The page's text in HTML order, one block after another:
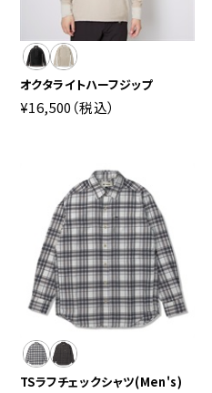
オクタライトハーフジップ
¥16,500 （税込）
TSラフチェックシャツ(Men's)